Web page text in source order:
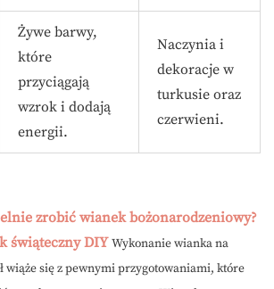
Żywe barwy,
które
przyciągają
wzrok i dodają
energii.
Naczynia i
dekoracje w
turkusie oraz
czerwieni.
zrobić wianek bożonarodzeniowy?
świąteczny DIY Wykonanie wianka na
wiąże się z pewnymi przygotowaniami, które